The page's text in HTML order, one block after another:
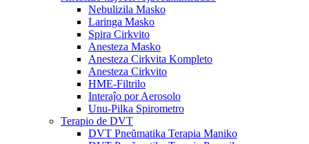
Nebulizila Masko
Laringa Masko
Spira Cirkvito
Anesteza Masko
Anesteza Cirkvita Kompleto
Anesteza Cirkvito
HME-Filtrilo
Interaĵo por Aerosolo
Unu-Pilka Spirometro
Terapio de DVT
DVT Pneŭmatika Terapia Maniko